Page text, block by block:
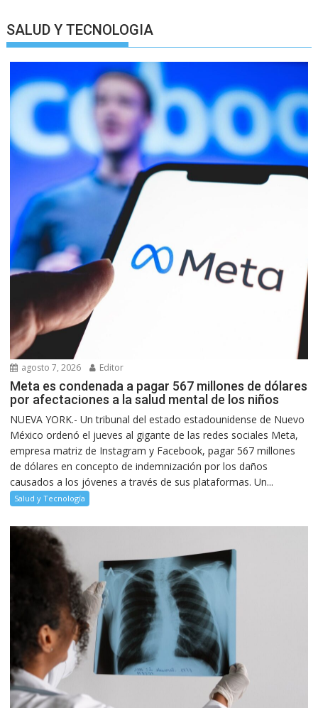
SALUD Y TECNOLOGIA
agosto 7, 2026 Editor
Meta es condenada a pagar 567 millones de dólares
por afectaciones a la salud mental de los niños
NUEVA YORK.- Un tribunal del estado estadounidense de Nuevo
México ordenó el jueves al gigante de las redes sociales Meta,
empresa matriz de Instagram y Facebook, pagar 567 millones
de dólares en concepto de indemnización por los daños
causados a los jóvenes a través de sus plataformas. Un...
Salud y Tecnología